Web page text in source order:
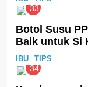
33
Botol Susu
Baik untuk Si
IBU TIPS
34